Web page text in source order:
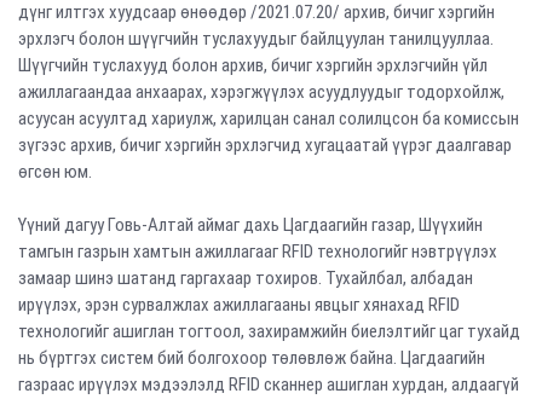
дүнг илтгэх хуудсаар өнөөдөр /2021.07.20/ архив, бичиг хэргийн
эрхлэгч болон шүүгчийн туслахуудыг байлцуулан танилцууллаа.
Шүүгчийн туслахууд болон архив, бичиг хэргийн эрхлэгчийн үйл
ажиллагаандаа анхаарах, хэрэгжүүлэх асуудлуудыг тодорхойлж,
асуусан асуултад хариулж, харилцан санал солилцсон ба комиссын
зүгээс архив, бичиг хэргийн эрхлэгчид хугацаатай үүрэг даалгавар
өгсөн юм.
Үүний дагуу Говь-Алтай аймаг дахь Цагдаагийн газар, Шүүхийн
тамгын газрын хамтын ажиллагааг RFID технологийг нэвтрүүлэх
замаар шинэ шатанд гаргахаар тохиров. Тухайлбал, албадан
ирүүлэх, эрэн сурвалжлах ажиллагааны явцыг хянахад RFID
технологийг ашиглан тогтоол, захирамжийн биелэлтийг цаг тухайд
нь бүртгэх систем бий болгохоор төлөвлөж байна. Цагдаагийн
газраас ирүүлэх мэдээлэлд RFID сканнер ашиглан хурдан, алдаагүй